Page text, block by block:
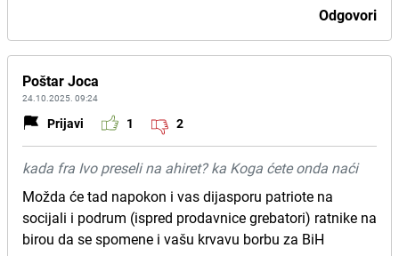
Odgovori
Poštar Joca
24.10.2025. 09:24
Prijavi 1 2
kada fra Ivo preseli na ahiret? ka Koga ćete onda naći
Možda će tad napokon i vas dijasporu patriote na
socijali i podrum (ispred prodavnice grebatori) ratnike na
birou da se spomene i vašu krvavu borbu za BiH